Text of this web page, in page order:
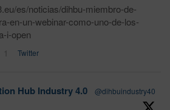
es/noticias/dihbu-miembro-de-
en-un-webinar-como-uno-de-los-
i-open
1 Twitter
Hub Industry 4.0
@dihbuindustry40